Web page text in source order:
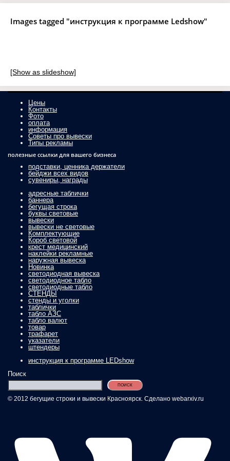
Images tagged "инструкция к программе Ledshow"
[Show as slideshow]
Цены
Контакты
Фото
оплата
информация
Советы про вывески
Типы рекламы
полезные ссылки для вашего бизнеса
подставки, ценника держатели
бейджи всех видов
сувениры, награды
адресные таблички
баннера
бегущая строка
буквы световые
вывески
вывески не световые
Комплектующие
Короб световой
крест медицинский
наклейки рекламные
наружная вывеска
Новинка
светодиодная вывеска
светодиодное табло
светодиодные табло
СТЕНДЫ
стенды и уголки
таблички
табло АЗС
табло валют
товар
трафарет
указатели
штендеры
инструкция к программе LEDshow
Поиск
ПОИСК
© 2012 бегущие строки и вывески Красноярск. Сделано webarxiv.ru